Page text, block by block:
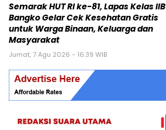
Semarak HUT RI ke-81, Lapas Kelas IIB
Bangko Gelar Cek Kesehatan Gratis
untuk Warga Binaan, Keluarga dan
Masyarakat
Jumat, 7 Agu 2026 - 16:39 WIB